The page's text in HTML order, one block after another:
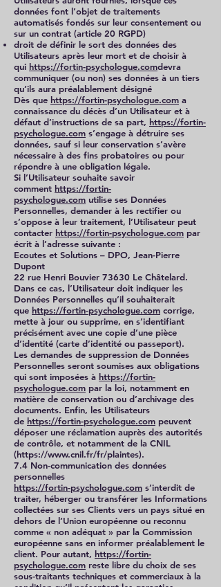
données font l’objet de traitements
automatisés fondés sur leur consentement ou
sur un contrat (article 20 RGPD)
droit de définir le sort des données des
Utilisateurs après leur mort et de choisir à
qui https://fortin-psychologue.comdevra
communiquer (ou non) ses données à un tiers
qu’ils aura préalablement désigné
Dès que https://fortin-psychologue.com a
connaissance du décès d’un Utilisateur et à
défaut d’instructions de sa part, https://fortin-
psychologue.com s’engage à détruire ses
données, sauf si leur conservation s’avère
nécessaire à des fins probatoires ou pour
répondre à une obligation légale.
Si l’Utilisateur souhaite savoir
comment https://fortin-
psychologue.com utilise ses Données
Personnelles, demander à les rectifier ou
s’oppose à leur traitement, l’Utilisateur peut
contacter https://fortin-psychologue.com par
écrit à l’adresse suivante :
Ecoutes et Solutions – DPO, Jean-Pierre
Dupont
22 rue Henri Bouvier 73630 Le Châtelard.
Dans ce cas, l’Utilisateur doit indiquer les
Données Personnelles qu’il souhaiterait
que https://fortin-psychologue.com corrige,
mette à jour ou supprime, en s’identifiant
précisément avec une copie d’une pièce
d’identité (carte d’identité ou passeport).
Les demandes de suppression de Données
Personnelles seront soumises aux obligations
qui sont imposées à https://fortin-
psychologue.com par la loi, notamment en
matière de conservation ou d’archivage des
documents. Enfin, les Utilisateurs
de https://fortin-psychologue.com peuvent
déposer une réclamation auprès des autorités
de contrôle, et notamment de la CNIL
(https://www.cnil.fr/fr/plaintes).
7.4 Non-communication des données
personnelles
https://fortin-psychologue.com s’interdit de
traiter, héberger ou transférer les Informations
collectées sur ses Clients vers un pays situé en
dehors de l’Union européenne ou reconnu
comme « non adéquat » par la Commission
européenne sans en informer préalablement le
client. Pour autant, https://fortin-
psychologue.com reste libre du choix de ses
sous-traitants techniques et commerciaux à la